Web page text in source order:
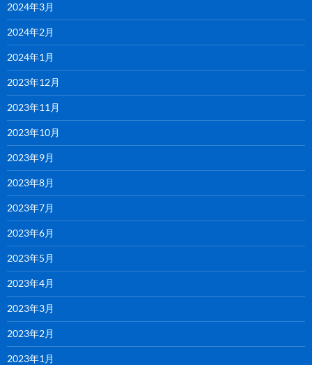
2024年3月
2024年2月
2024年1月
2023年12月
2023年11月
2023年10月
2023年9月
2023年8月
2023年7月
2023年6月
2023年5月
2023年4月
2023年3月
2023年2月
2023年1月